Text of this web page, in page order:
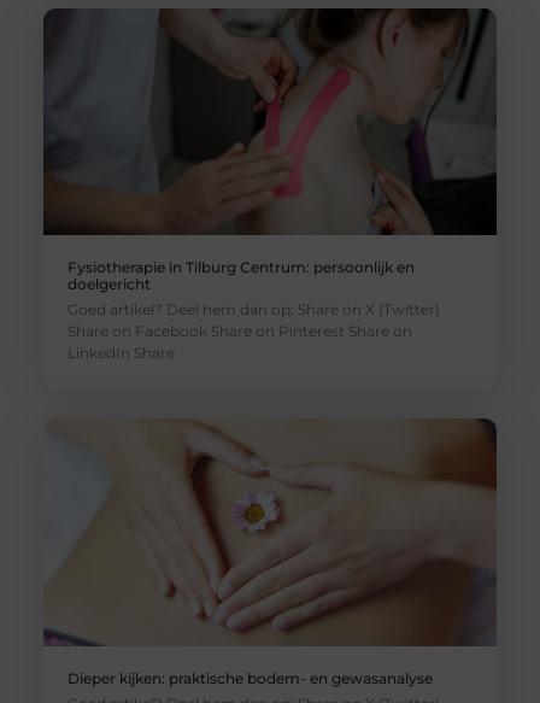
Fysiotherapie in Tilburg Centrum: persoonlijk en
doelgericht
Goed artikel? Deel hem dan op: Share on X (Twitter)
Share on Facebook Share on Pinterest Share on
LinkedIn Share
Dieper kijken: praktische bodem- en gewasanalyse